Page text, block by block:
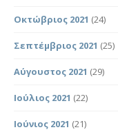
Οκτώβριος 2021 (24)
Σεπτέμβριος 2021 (25)
Αύγουστος 2021 (29)
Ιούλιος 2021 (22)
Ιούνιος 2021 (21)